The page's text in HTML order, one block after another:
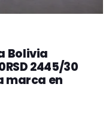
Bolivia
2445/30
marca en